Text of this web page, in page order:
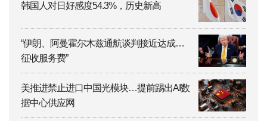
韩国人对日好感度54.3%，历史新高
“伊朗、阿曼霍尔木兹通航谈判接近达成…
征收服务费”
美推进禁止进口中国光模块…提前踢出AI数
据中心供应网